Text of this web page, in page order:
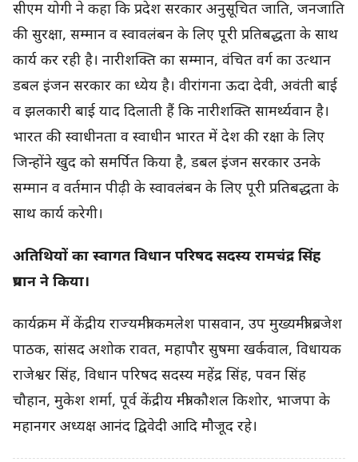
सीएम योगी ने कहा कि प्रदेश सरकार अनुसूचित जाति, जनजाति
की सुरक्षा, सम्मान व स्वावलंबन के लिए पूरी प्रतिबद्धता के साथ
कार्य कर रही है। नारीशक्ति का सम्मान, वंचित वर्ग का उत्थान
डबल इंजन सरकार का ध्येय है। वीरांगना ऊदा देवी, अवंती बाई
व झलकारी बाई याद दिलाती हैं कि नारीशक्ति सामर्थ्यवान है।
भारत की स्वाधीनता व स्वाधीन भारत में देश की रक्षा के लिए
जिन्होंने खुद को समर्पित किया है, डबल इंजन सरकार उनके
सम्मान व वर्तमान पीढ़ी के स्वावलंबन के लिए पूरी प्रतिबद्धता के
साथ कार्य करेगी।
अतिथियों का स्वागत विधान परिषद सदस्य रामचंद्र सिंह
प्रधान ने किया।
कार्यक्रम में केंद्रीय राज्यमंत्री कमलेश पासवान, उप मुख्यमंत्री ब्रजेश
पाठक, सांसद अशोक रावत, महापौर सुषमा खर्कवाल, विधायक
राजेश्वर सिंह, विधान परिषद सदस्य महेंद्र सिंह, पवन सिंह
चौहान, मुकेश शर्मा, पूर्व केंद्रीय मंत्री कौशल किशोर, भाजपा के
महानगर अध्यक्ष आनंद द्विवेदी आदि मौजूद रहे।